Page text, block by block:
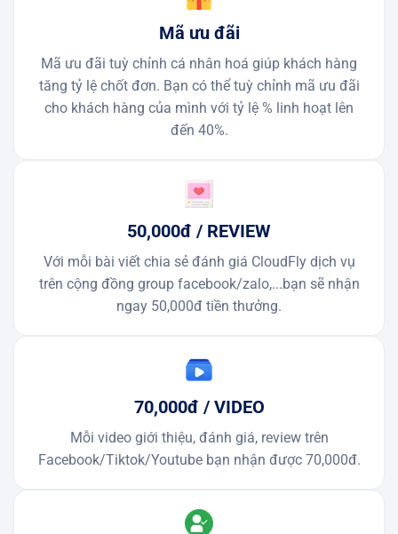
Mã ưu đãi
Mã ưu đãi tuỳ chỉnh cá nhân hoá giúp khách hàng
tăng tỷ lệ chốt đơn. Bạn có thể tuỳ chỉnh mã ưu đãi
cho khách hàng của mình với tỷ lệ % linh hoạt lên
đến 40%.
50,000đ / REVIEW
Với mỗi bài viết chia sẻ đánh giá CloudFly dịch vụ
trên cộng đồng group facebook/zalo,...bạn sẽ nhận
ngay 50,000đ tiền thưởng.
70,000đ / VIDEO
Mỗi video giới thiệu, đánh giá, review trên
Facebook/Tiktok/Youtube bạn nhận được 70,000đ.